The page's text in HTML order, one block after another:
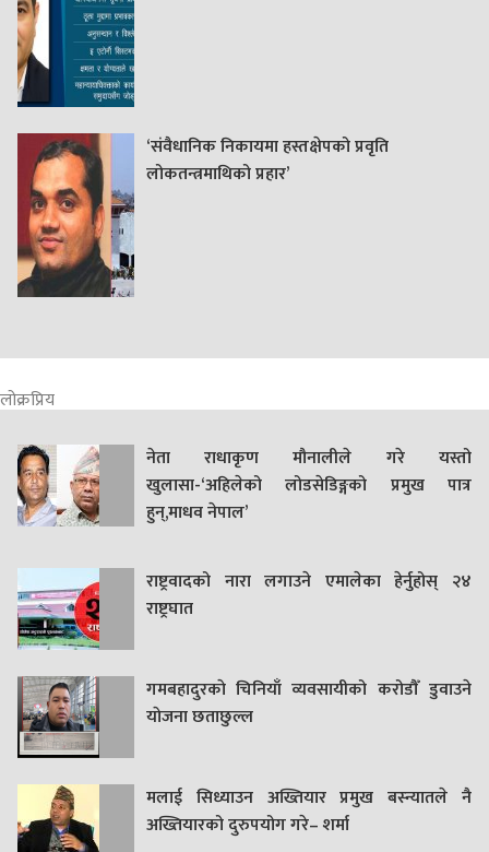
‘संवैधानिक निकायमा हस्तक्षेपको प्रवृति
लोकतन्त्रमाथिको प्रहार’
लोक्रप्रिय
नेता राधाकृण मौनालीले गरे यस्तो
खुलासा-‘अहिलेको लोडसेडिङ्गको प्रमुख पात्र
हुन्,माधव नेपाल’
राष्ट्रवादको नारा लगाउने एमालेका हेर्नुहोस् २४
राष्ट्रघात
गमबहादुरकाे चिनियाँ व्यवसायीको करोडौँ डुवाउने
याेजना छताछुल्ल
मलाई सिध्याउन अख्तियार प्रमुख बस्न्यातले नै
अख्तियारको दुरुपयोग गरे– शर्मा